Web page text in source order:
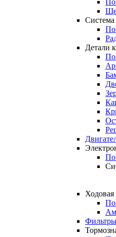
Детали
Ходовая
Фильтры